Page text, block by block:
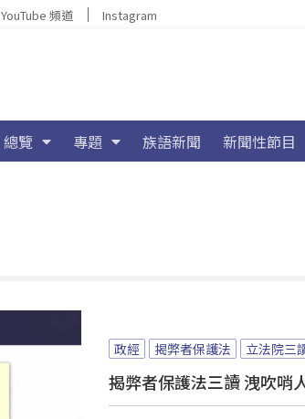
YouTube 頻道 Instagram
總覽 專題 族語新聞 新聞性節目
政經 揭弊者保護法 立法院三
揭弊者保護法三讀 洩吹哨